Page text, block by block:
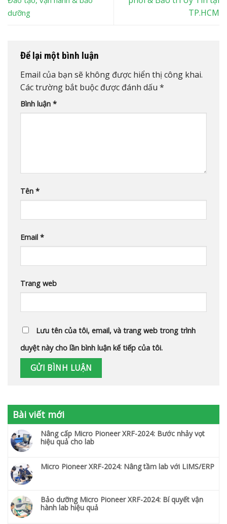
dưỡng
TP.HCM
Để lại một bình luận
Email của bạn sẽ không được hiển thị công khai.
Các trường bắt buộc được đánh dấu *
Bình luận *
Tên *
Email *
Trang web
Lưu tên của tôi, email, và trang web trong trình
duyệt này cho lần bình luận kế tiếp của tôi.
Bài viết mới
Nâng cấp Micro Pioneer XRF-2024: Bước nhảy vọt
hiệu quả cho lab
Micro Pioneer XRF-2024: Nâng tầm lab với LIMS/ERP
Bảo dưỡng Micro Pioneer XRF-2024: Bí quyết vận
hành lab hiệu quả